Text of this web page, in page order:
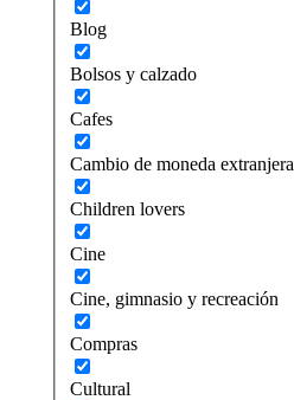
Blog
Bolsos y calzado
Cafes
Cambio de moneda extranjera
Children lovers
Cine
Cine, gimnasio y recreación
Compras
Cultural